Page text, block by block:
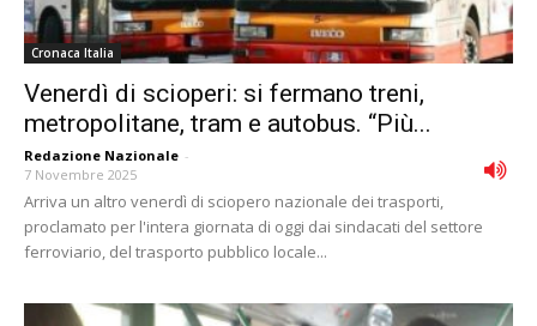
Cronaca Italia
Venerdì di scioperi: si fermano treni,
metropolitane, tram e autobus. “Più...
Redazione Nazionale -
7 Novembre 2025
Arriva un altro venerdì di sciopero nazionale dei trasporti,
proclamato per l'intera giornata di oggi dai sindacati del settore
ferroviario, del trasporto pubblico locale...